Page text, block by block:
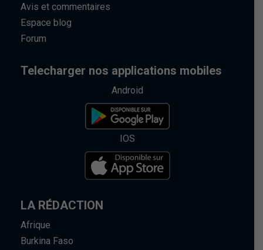
Avis et commentaires
Espace blog
Forum
Telecharger nos applications mobiles
Android
IOS
LA RÉDACTION
Afrique
Burkina Faso